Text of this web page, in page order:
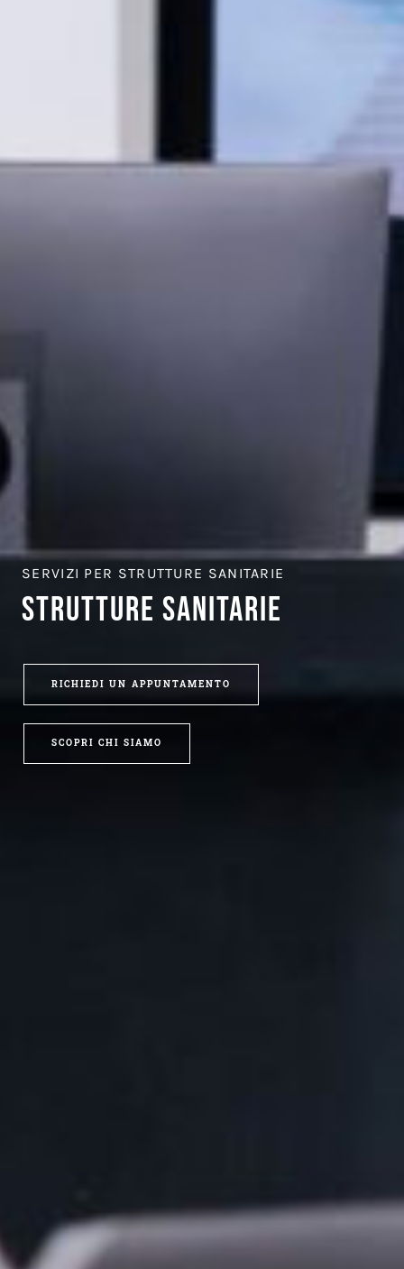
SERVIZI PER STRUTTURE SANITARIE
STRUTTURE SANITARIE
RICHIEDI UN APPUNTAMENTO
SCOPRI CHI SIAMO